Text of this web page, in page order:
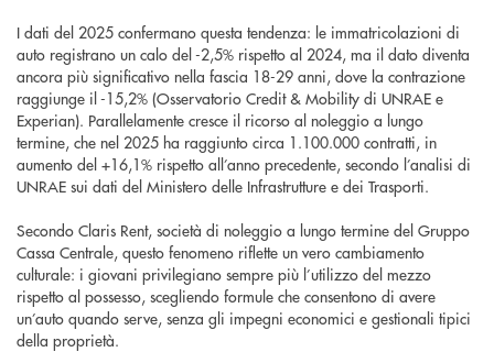
I dati del 2025 confermano questa tendenza: le immatricolazioni di
auto registrano un calo del -2,5% rispetto al 2024, ma il dato diventa
ancora più significativo nella fascia 18-29 anni, dove la contrazione
raggiunge il -15,2% (Osservatorio Credit & Mobility di UNRAE e
Experian). Parallelamente cresce il ricorso al noleggio a lungo
termine, che nel 2025 ha raggiunto circa 1.100.000 contratti, in
aumento del +16,1% rispetto all’anno precedente, secondo l’analisi di
UNRAE sui dati del Ministero delle Infrastrutture e dei Trasporti.
Secondo Claris Rent, società di noleggio a lungo termine del Gruppo
Cassa Centrale, questo fenomeno riflette un vero cambiamento
culturale: i giovani privilegiano sempre più l’utilizzo del mezzo
rispetto al possesso, scegliendo formule che consentono di avere
un’auto quando serve, senza gli impegni economici e gestionali tipici
della proprietà.